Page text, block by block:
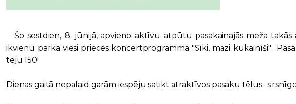
Šo sestdien, 8. jūnijā, apvieno aktīvu atpūtu pasakainajās meža
ikvienu parka viesi priecēs koncertprogramma "Sīki, mazi kukainīši".
teju 150!
Dienas gaitā nepalaid garām iespēju satikt atraktīvos pasaku tēlus-